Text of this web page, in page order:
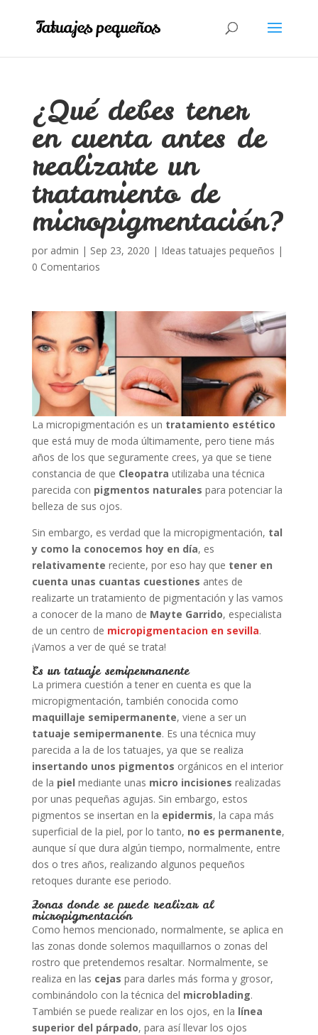
¿Qué debes tener
en cuenta antes de
realizarte un
tratamiento de
micropigmentación?
por admin | Sep 23, 2020 | Ideas tatuajes pequeños |
0 Comentarios
La micropigmentación es un tratamiento estético
que está muy de moda últimamente, pero tiene más
años de los que seguramente crees, ya que se tiene
constancia de que Cleopatra utilizaba una técnica
parecida con pigmentos naturales para potenciar la
belleza de sus ojos.
Sin embargo, es verdad que la micropigmentación, tal
y como la conocemos hoy en día, es
relativamente reciente, por eso hay que tener en
cuenta unas cuantas cuestiones antes de
realizarte un tratamiento de pigmentación y las vamos
a conocer de la mano de Mayte Garrido, especialista
de un centro de micropigmentacion en sevilla.
¡Vamos a ver de qué se trata!
Es un tatuaje semipermanente
La primera cuestión a tener en cuenta es que la
micropigmentación, también conocida como
maquillaje semipermanente, viene a ser un
tatuaje semipermanente. Es una técnica muy
parecida a la de los tatuajes, ya que se realiza
insertando unos pigmentos orgánicos en el interior
de la piel mediante unas micro incisiones realizadas
por unas pequeñas agujas. Sin embargo, estos
pigmentos se insertan en la epidermis, la capa más
superficial de la piel, por lo tanto, no es permanente,
aunque sí que dura algún tiempo, normalmente, entre
dos o tres años, realizando algunos pequeños
retoques durante ese periodo.
Zonas donde se puede realizar al
micropigmentación
Como hemos mencionado, normalmente, se aplica en
las zonas donde solemos maquillarnos o zonas del
rostro que pretendemos resaltar. Normalmente, se
realiza en las cejas para darles más forma y grosor,
combinándolo con la técnica del microblading.
También se puede realizar en los ojos, en la línea
superior del párpado, para así llevar los ojos